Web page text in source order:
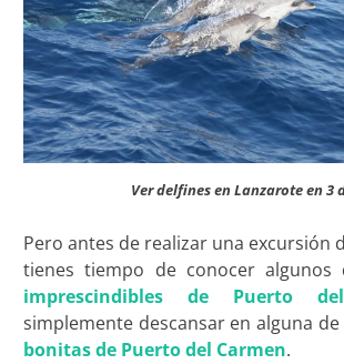
Ver delfines en Lanzarote en 3
Pero antes de realizar una excursión
tienes tiempo de conocer algunos
imprescindibles de Puerto
simplemente descansar en alguna de
bonitas de Puerto del Carmen.